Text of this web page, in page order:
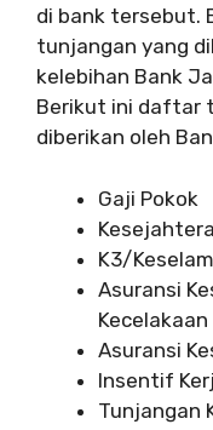
di bank tersebut.
tunjangan yang
kelebihan Bank
Berikut ini daftar
diberikan oleh
Gaji Pokok
K3/
Asuransi
Asuransi
Insentif
Tunjangan